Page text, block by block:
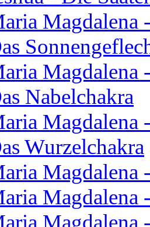
Magdalena
Magdalena
Nabelchakra
Magdalena
Wurzelchakra
Magdalena
Magdalena
Magdalena